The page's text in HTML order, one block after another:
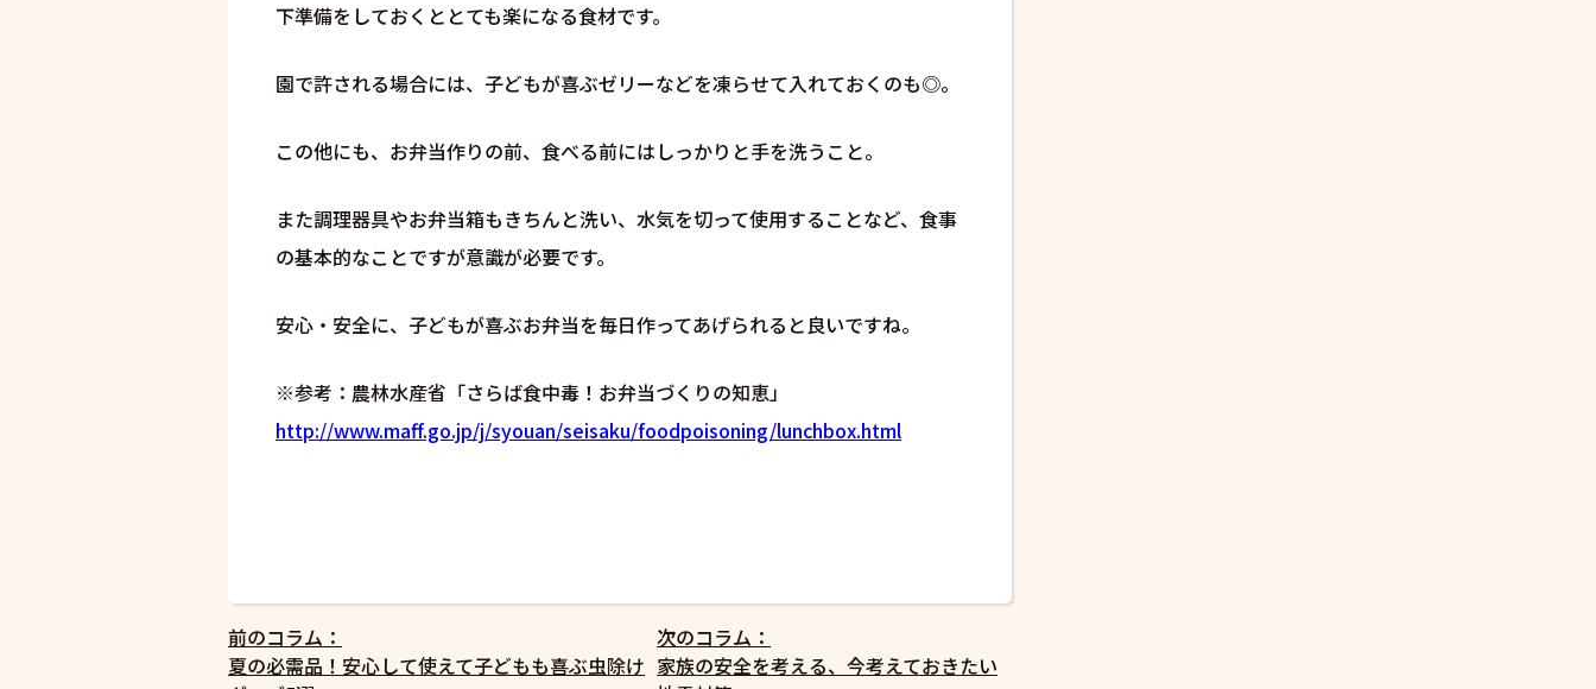
下準備をしておくととても楽になる食材です。
園で許される場合には、子どもが喜ぶゼリーなどを凍らせて入れておくのも◎。
この他にも、お弁当作りの前、食べる前にはしっかりと手を洗うこと。
また調理器具やお弁当箱もきちんと洗い、水気を切って使用することなど、食事
の基本的なことですが意識が必要です。
安心・安全に、子どもが喜ぶお弁当を毎日作ってあげられると良いですね。
※参考：農林水産省「さらば食中毒！お弁当づくりの知恵」
http://www.maff.go.jp/j/syouan/seisaku/foodpoisoning/lunchbox.html
投
前のコラム：
夏の必需品！安心して使えて子どもも喜ぶ虫除け
次のコラム：
家族の安全を考える、今考えておきたい